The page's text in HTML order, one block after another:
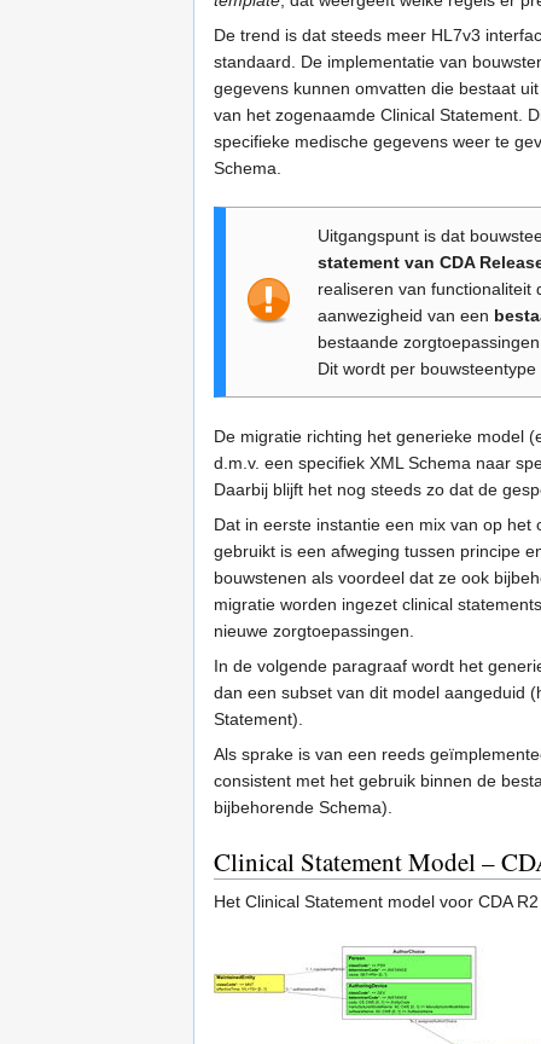
De trend is dat steeds meer HL7v3
standaard. De implementatie van
gegevens kunnen omvatten die bestaat
van het zogenaamde Clinical Statement.
specifieke medische gegevens weer te
Schema.
Uitgangspunt is dat
statement van CDA
realiseren van functionaliteit
aanwezigheid van een
bestaande
Dit wordt per
De migratie richting het generieke model
d.m.v. een specifiek XML Schema naar
Daarbij blijft het nog steeds zo dat de
Dat in eerste instantie een mix van op
gebruikt is een afweging tussen principe
bouwstenen als voordeel dat ze ook
migratie worden ingezet clinical
nieuwe zorgtoepassingen.
In de volgende paragraaf wordt het
dan een subset van dit model aangeduid
Statement).
Als sprake is van een reeds
consistent met het gebruik binnen de
bijbehorende Schema).
Clinical Statement Model –
Het Clinical Statement model voor CDA